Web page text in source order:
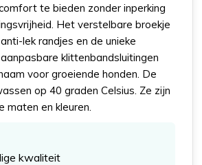
te bieden zonder inperking
Het verstelbare broekje
lek randjes en de unieke
klittenbandsluitingen
voor groeiende honden. De
op 40 graden Celsius. Ze zijn
maten en kleuren.
kwaliteit